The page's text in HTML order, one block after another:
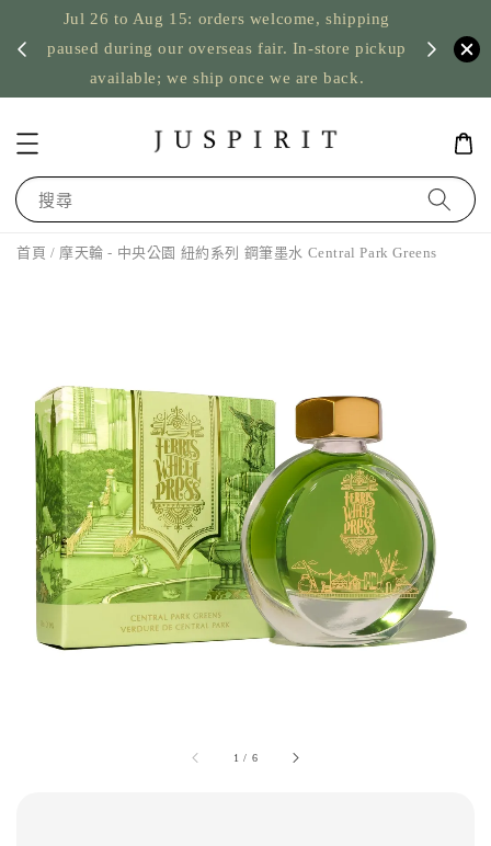
Jul 26 to Aug 15: orders welcome, shipping
paused during our overseas fair. In-store pickup
available; we ship once we are back.
US
搜尋
首頁 / 摩天輪 - 中央公園 紐約系列 鋼筆墨水 Central Park Greens
1 / 6